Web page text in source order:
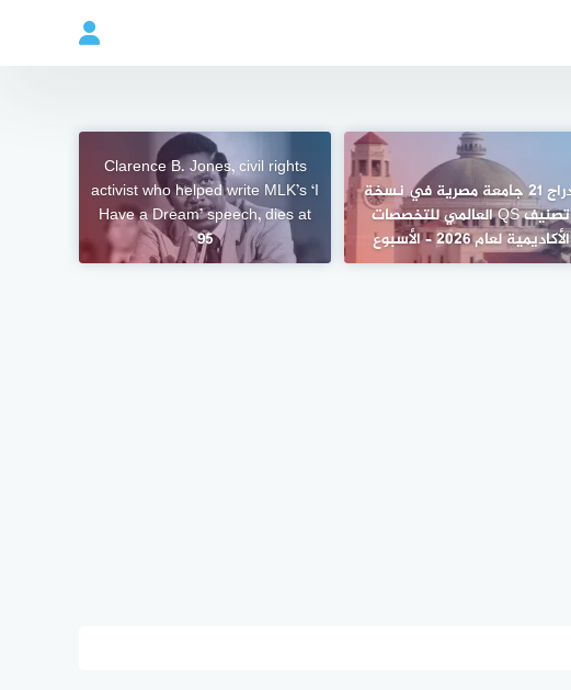
إدراج 21 جامعة مصرية في نسخة
تصنيف QS العالمي للتخصصات
الأكاديمية لعام 2026 – الأسبوع
Clarence B. Jones, civil rights
activist who helped write MLK’s ‘I
Have a Dream’ speech, dies at
95